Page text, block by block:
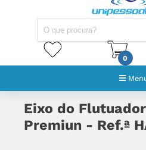
0
Eixo do
Premiun - Ref.ª